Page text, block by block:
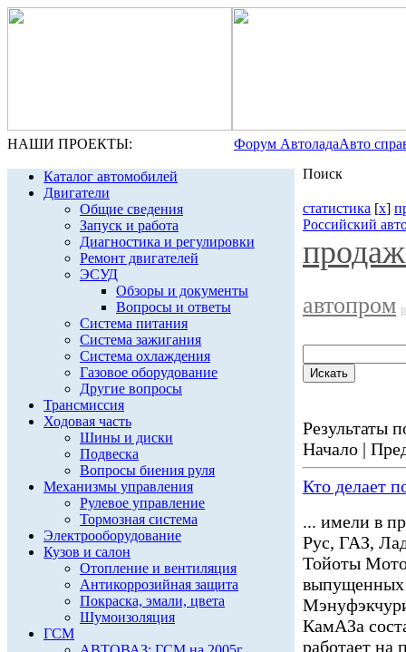
НАШИ ПРОЕКТЫ: Форум АвтоладаАвто
Каталог автомобилей
Двигатели
Общие сведения
Запуск и работа
Диагностика и регулировки
Ремонт двигателей
ЭСУД
Обзоры и документы
Вопросы и ответы
Система питания
Система зажигания
Система охлаждения
Газовое оборудование
Другие вопросы
Трансмиссия
Ходовая часть
Шины и диски
Подвеска
Вопросы биения руля
Механизмы управления
Рулевое управление
Тормозная система
Электрооборудование
Кузов и салон
Отопление и вентиляция
Антикоррозийная защита
Покраска, эмали, цвета
Шумоизоляция
ГСМ
Поиск
статистика [x]
Российский
автопром
Результаты
Начало |
Кто делает
... имели в
Рус, ГАЗ,
Тойоты
выпущенных
КамАЗа
работает на